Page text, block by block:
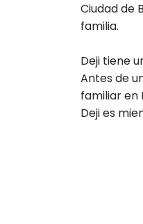
Ciudad de
familia.
Deji tiene
Antes de
familiar en
Deji es